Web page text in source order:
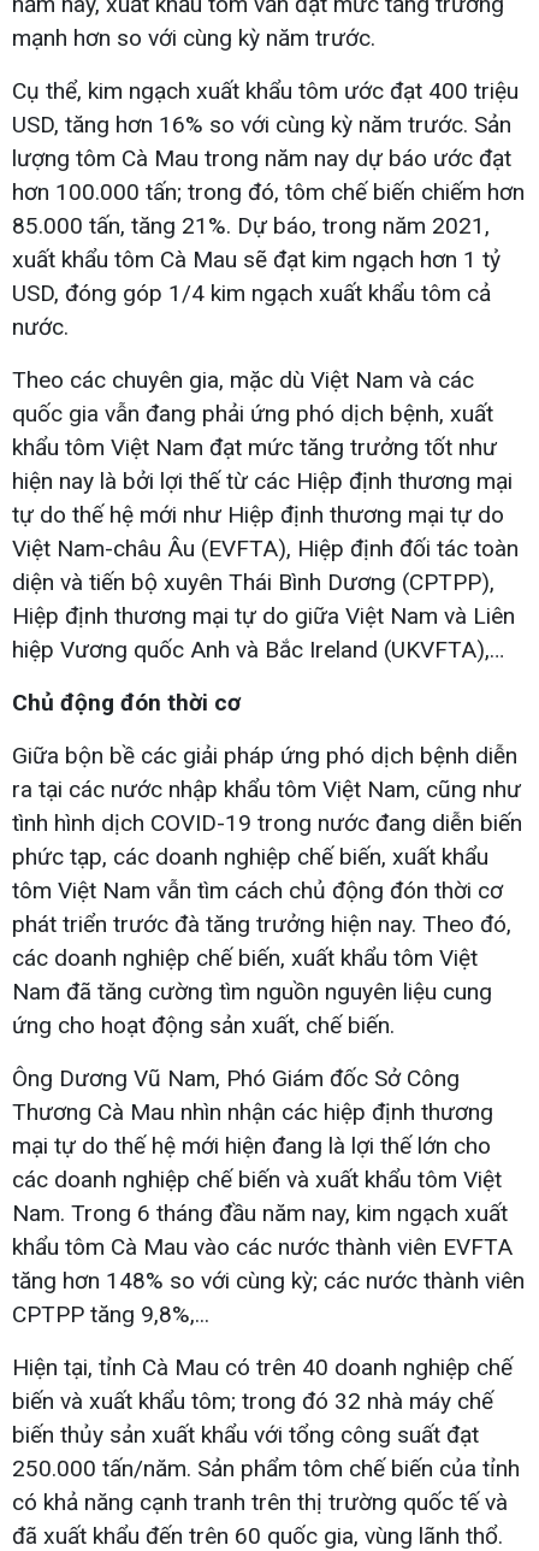
mạnh hơn so với cùng kỳ năm trước.
Cụ thể, kim ngạch xuất khẩu tôm ước đạt 400 triệu
USD, tăng hơn 16% so với cùng kỳ năm trước. Sản
lượng tôm Cà Mau trong năm nay dự báo ước đạt
hơn 100.000 tấn; trong đó, tôm chế biến chiếm hơn
85.000 tấn, tăng 21%. Dự báo, trong năm 2021,
xuất khẩu tôm Cà Mau sẽ đạt kim ngạch hơn 1 tỷ
USD, đóng góp 1/4 kim ngạch xuất khẩu tôm cả
nước.
Theo các chuyên gia, mặc dù Việt Nam và các
quốc gia vẫn đang phải ứng phó dịch bệnh, xuất
khẩu tôm Việt Nam đạt mức tăng trưởng tốt như
hiện nay là bởi lợi thế từ các Hiệp định thương mại
tự do thế hệ mới như Hiệp định thương mại tự do
Việt Nam-châu Âu (EVFTA), Hiệp định đối tác toàn
diện và tiến bộ xuyên Thái Bình Dương (CPTPP),
Hiệp định thương mại tự do giữa Việt Nam và Liên
hiệp Vương quốc Anh và Bắc Ireland (UKVFTA),…
Chủ động đón thời cơ
Giữa bộn bề các giải pháp ứng phó dịch bệnh diễn
ra tại các nước nhập khẩu tôm Việt Nam, cũng như
tình hình dịch COVID-19 trong nước đang diễn biến
phức tạp, các doanh nghiệp chế biến, xuất khẩu
tôm Việt Nam vẫn tìm cách chủ động đón thời cơ
phát triển trước đà tăng trưởng hiện nay. Theo đó,
các doanh nghiệp chế biến, xuất khẩu tôm Việt
Nam đã tăng cường tìm nguồn nguyên liệu cung
ứng cho hoạt động sản xuất, chế biến.
Ông Dương Vũ Nam, Phó Giám đốc Sở Công
Thương Cà Mau nhìn nhận các hiệp định thương
mại tự do thế hệ mới hiện đang là lợi thế lớn cho
các doanh nghiệp chế biến và xuất khẩu tôm Việt
Nam. Trong 6 tháng đầu năm nay, kim ngạch xuất
khẩu tôm Cà Mau vào các nước thành viên EVFTA
tăng hơn 148% so với cùng kỳ; các nước thành viên
CPTPP tăng 9,8%,...
Hiện tại, tỉnh Cà Mau có trên 40 doanh nghiệp chế
biến và xuất khẩu tôm; trong đó 32 nhà máy chế
biến thủy sản xuất khẩu với tổng công suất đạt
250.000 tấn/năm. Sản phẩm tôm chế biến của tỉnh
có khả năng cạnh tranh trên thị trường quốc tế và
đã xuất khẩu đến trên 60 quốc gia, vùng lãnh thổ.